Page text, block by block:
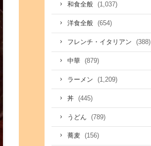
和食全般 (1,037)
洋食全般 (654)
フレンチ・イタリアン (388)
中華 (879)
ラーメン (1,209)
丼 (445)
うどん (789)
蕎麦 (156)